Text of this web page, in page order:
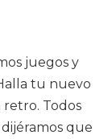
juegos y
tu nuevo
Todos
dijéramos que